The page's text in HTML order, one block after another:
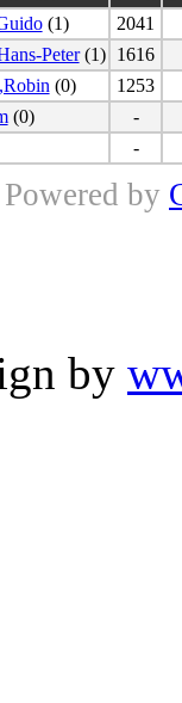
(1)
2041
Peter(1)
1616
(0)
1253
(0)
-
-
Powered by
by